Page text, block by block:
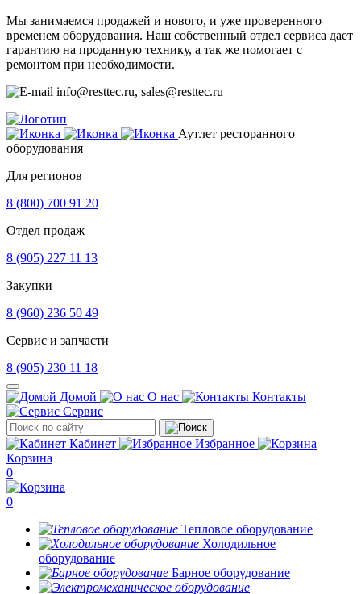
Мы занимаемся продажей и нового, и уже проверенного
временем оборудования. Наш собственный отдел сервиса дает
гарантию на проданную технику, а так же помогает с
ремонтом при необходимости.
info@resttec.ru, sales@resttec.ru
Аутлет ресторанного
оборудования
Для регионов
8 (800) 700 91 20
Отдел продаж
8 (905) 227 11 13
Закупки
8 (960) 236 50 49
Сервис и запчасти
8 (905) 230 11 18
Домой О нас
Контакты
Сервис
Кабинет
Избранное
Корзина
0
0
Тепловое оборудование
Холодильное
оборудование
Барное оборудование